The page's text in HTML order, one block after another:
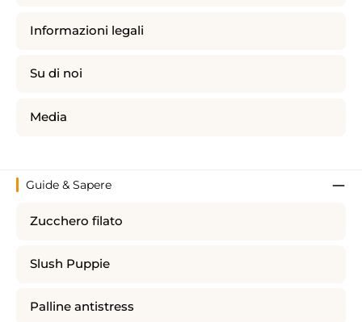
Informazioni legali
Su di noi
Media
Guide & Sapere
Zucchero filato
Slush Puppie
Palline antistress